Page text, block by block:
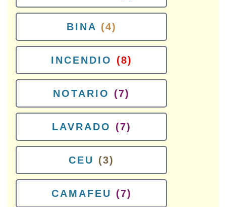
BINA (4)
INCENDIO (8)
NOTARIO (7)
LAVRADO (7)
CEU (3)
CAMAFEU (7)